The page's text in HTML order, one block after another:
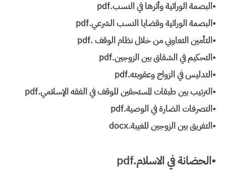
•البصمة الوراثية وأثرها في النسب.pdf
•البصمة الوراثية وقضايا النسب الشرعي.pdf
•التأمين التعاوني من خلال نظام الوقف .pdf
•التحكيم في الشقاق بين الزوجين.pdf
•التدليس في الزواج وعقوبته.pdf
•الترتيب بين طبقات المستحقين للوقف في الفقه الإسلامي.pdf
•التصرفات الضارة في الوصية.pdf
•التفريق بين الزوجين للغيبة.docx
•الحضانة في الاسلام.pdf